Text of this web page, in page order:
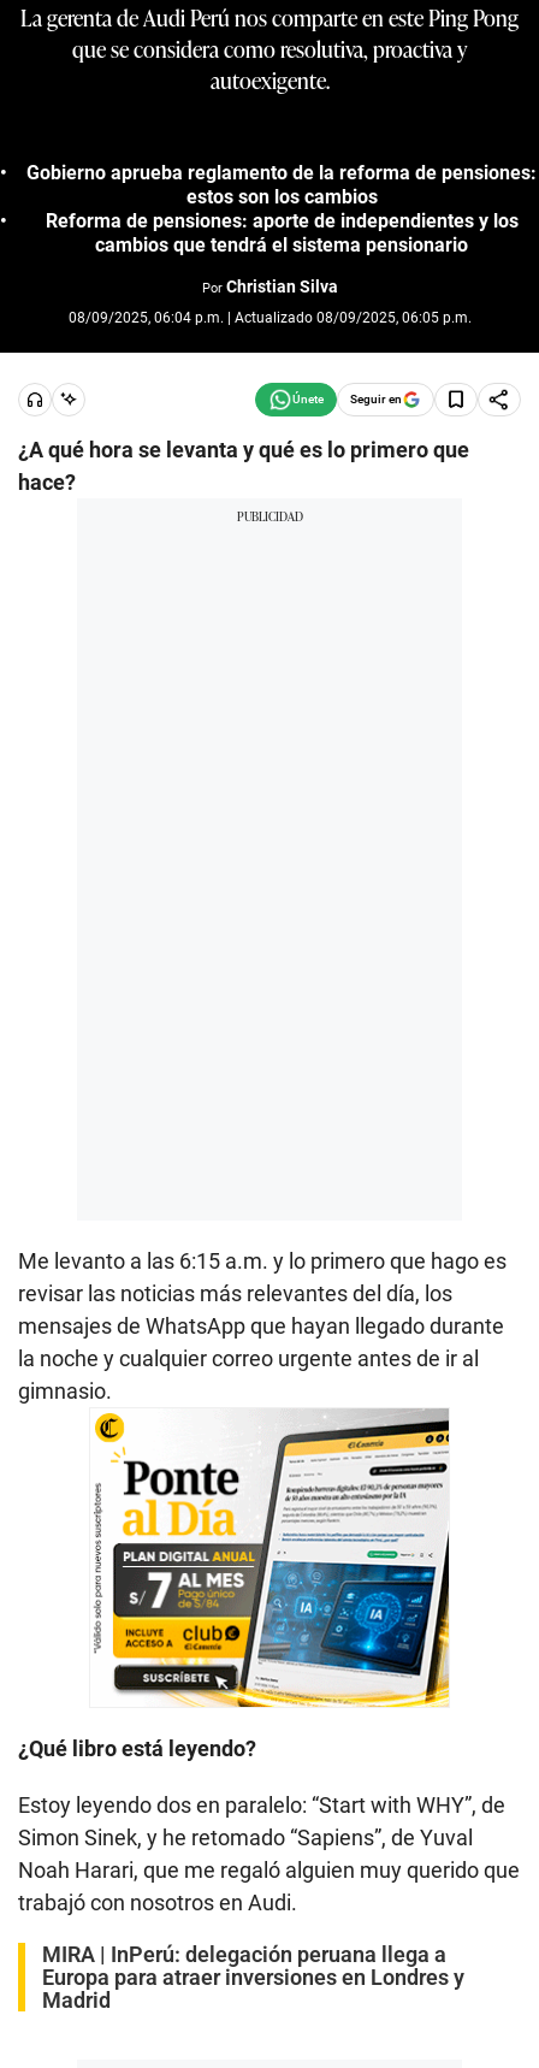
La gerenta de Audi Perú nos comparte en este Ping Pong
que se considera como resolutiva, proactiva y
autoexigente.
Gobierno aprueba reglamento de la reforma de pensiones:
estos son los cambios
Reforma de pensiones: aporte de independientes y los
cambios que tendrá el sistema pensionario
Por Christian Silva
08/09/2025, 06:04 p.m. | Actualizado 08/09/2025, 06:05 p.m.
Seguir en
¿A qué hora se levanta y qué es lo primero que
hace?
Me levanto a las 6:15 a.m. y lo primero que hago es
revisar las noticias más relevantes del día, los
mensajes de WhatsApp que hayan llegado durante
la noche y cualquier correo urgente antes de ir al
gimnasio.
¿Qué libro está leyendo?
Estoy leyendo dos en paralelo: “Start with WHY”, de
Simon Sinek, y he retomado “Sapiens”, de Yuval
Noah Harari, que me regaló alguien muy querido que
trabajó con nosotros en Audi.
MIRA | InPerú: delegación peruana llega a
Europa para atraer inversiones en Londres y
Madrid